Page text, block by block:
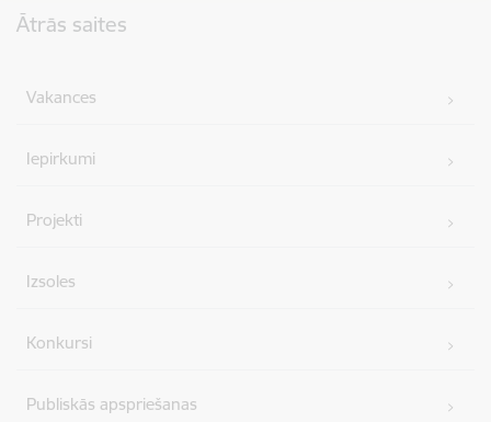
Ātrās saites
Vakances
Iepirkumi
Projekti
Izsoles
Konkursi
Publiskās apspriešanas